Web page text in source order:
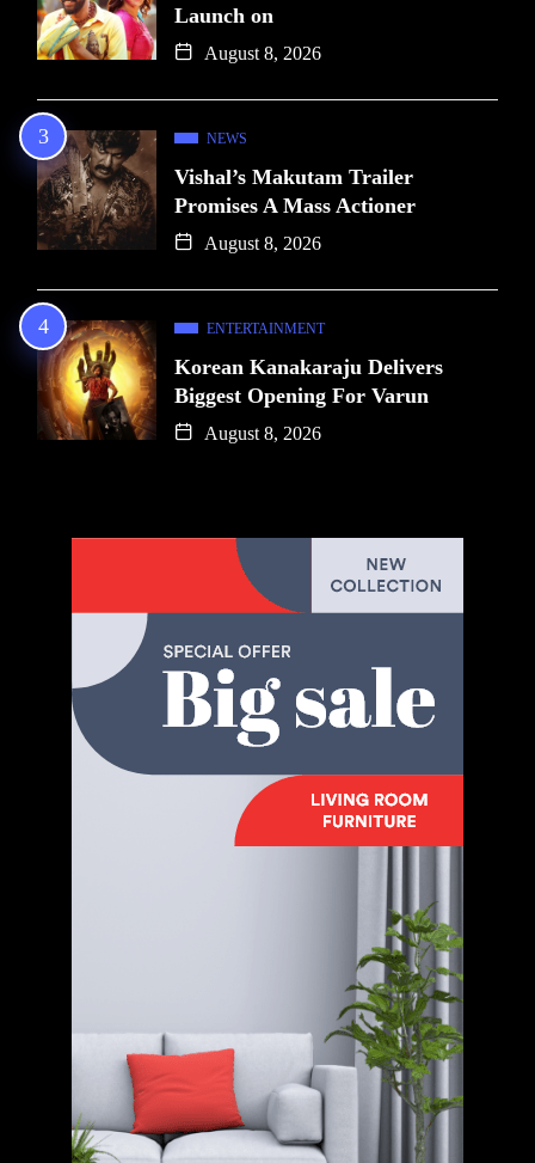
Launch on
August 8, 2026
NEWS
Vishal’s Makutam Trailer
Promises A Mass Actioner
August 8, 2026
ENTERTAINMENT
Korean Kanakaraju Delivers
Biggest Opening For Varun
August 8, 2026